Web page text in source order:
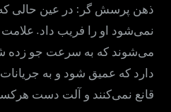
ذهن پرسش گر : در عین حالی
نمی‌شود او را فریب داد. علامت
می‌شوند که به سرعت جو زده
دارد که عمیق شود و به
قانع نمی‌کنند و آلت دست